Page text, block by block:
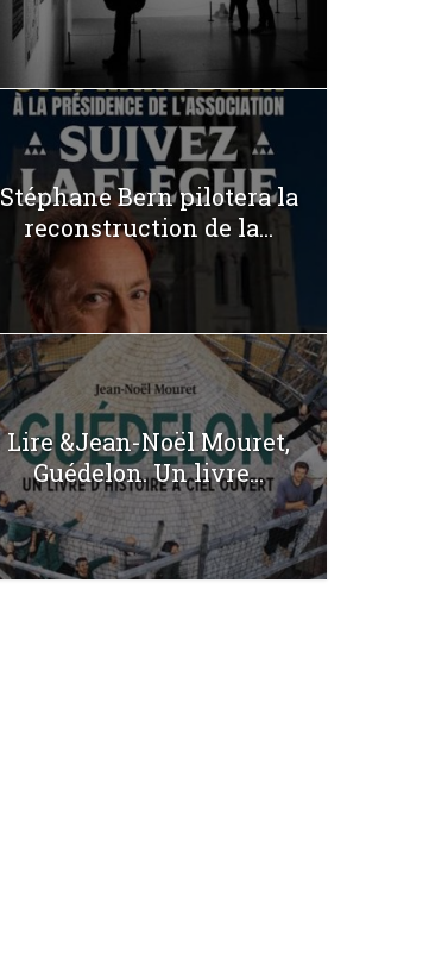
Stéphane Bern pilotera la
reconstruction de la...
Lire &Jean-Noël Mouret,
Guédelon. Un livre...